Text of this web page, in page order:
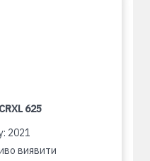
625
2021
виявити